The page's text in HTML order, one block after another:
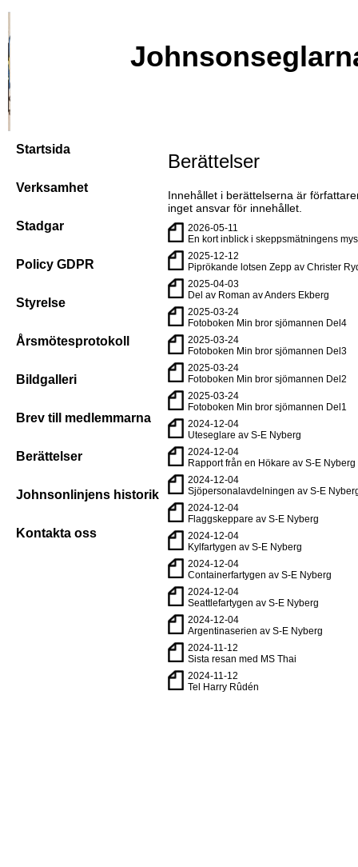
Startsida
Verksamhet
Stadgar
Policy GDPR
Styrelse
Årsmötesprotokoll
Bildgalleri
Brev till medlemmarna
Berättelser
Johnsonlinjens historik
Kontakta oss
Berättelser
Innehållet i berättelserna är
inget ansvar för innehållet.
2026-05-11
En kort inblick i skeppsmätningens
2025-12-12
Piprökande lotsen Zepp av Christer
2025-04-03
Del av Roman av Anders Ekberg
2025-03-24
Fotoboken Min bror sjömannen Del4
2025-03-24
Fotoboken Min bror sjömannen Del3
2025-03-24
Fotoboken Min bror sjömannen Del2
2025-03-24
Fotoboken Min bror sjömannen Del1
2024-12-04
Uteseglare av S-E Nyberg
2024-12-04
Rapport från en Hökare av S-E Nyberg
2024-12-04
Sjöpersonalavdelningen av S-E
2024-12-04
Flaggskeppare av S-E Nyberg
2024-12-04
Kylfartygen av S-E Nyberg
2024-12-04
Containerfartygen av S-E Nyberg
2024-12-04
Seattlefartygen av S-E Nyberg
2024-12-04
Argentinaserien av S-E Nyberg
2024-11-12
Sista resan med MS Thai
2024-11-12
Tel Harry Rûdén